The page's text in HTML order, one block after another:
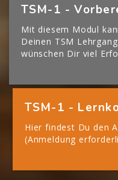
TSM-1 -
Mit diesem Modul
Deinen TSM
wünschen Dir viel
TSM-1 -
Hier findest Du den
(Anmeldung